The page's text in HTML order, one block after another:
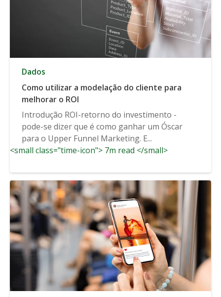
Dados
Como utilizar a modelação do cliente para
melhorar o ROI
Introdução ROI-retorno do investimento -
pode-se dizer que é como ganhar um Óscar
para o Upper Funnel Marketing. E...
<small class="time-icon"> 7m read </small>